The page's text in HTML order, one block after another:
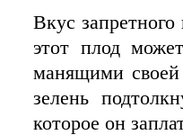
Вкус
этот плод
манящими
зелень
которое он